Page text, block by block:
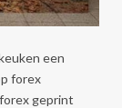
een
forex
geprint